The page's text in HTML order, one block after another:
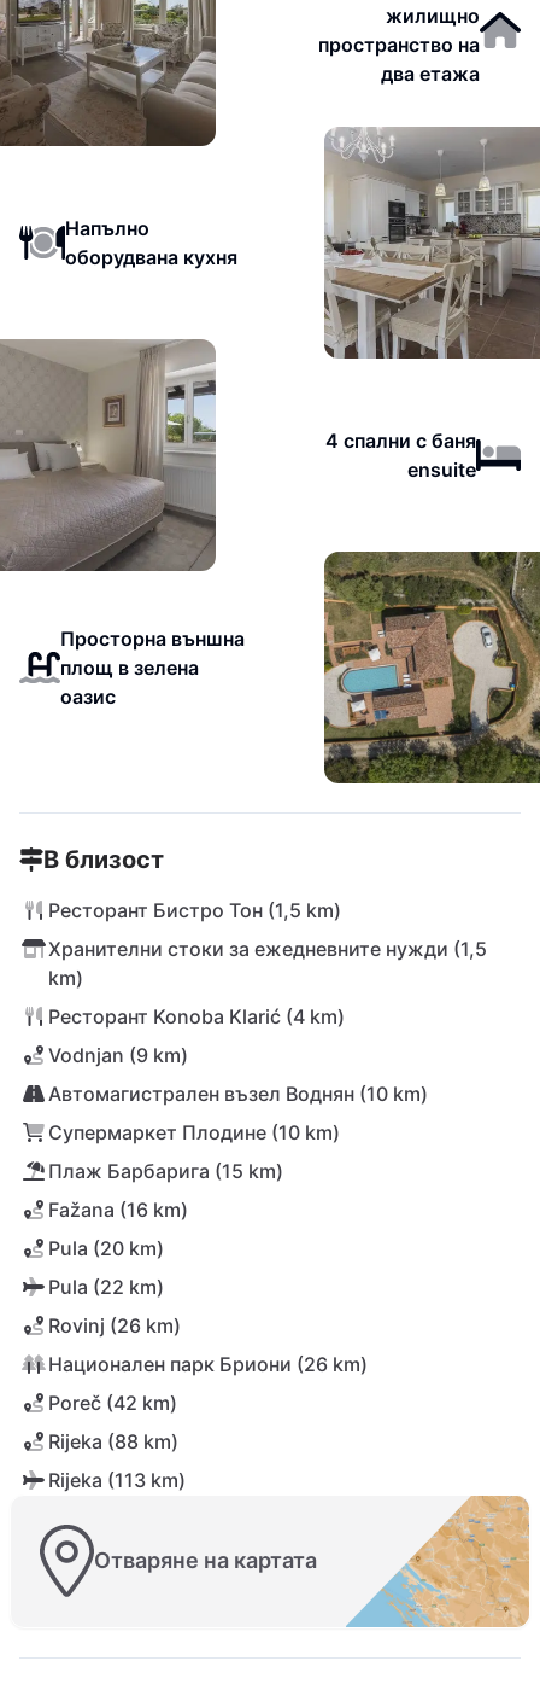
жилищно
пространство на
два етажа
Напълно
оборудвана кухня
4 спални с баня
ensuite
Просторна външна
площ в зелена
оазис
В близост
Ресторант Бистро Тон (1,5 km)
Хранителни стоки за ежедневните нужди (1,5
km)
Ресторант Konoba Klarić (4 km)
Vodnjan (9 km)
Автомагистрален възел Воднян (10 km)
Супермаркет Плодине (10 km)
Плаж Барбарига (15 km)
Fažana (16 km)
Pula (20 km)
Pula (22 km)
Rovinj (26 km)
Национален парк Бриони (26 km)
Poreč (42 km)
Rijeka (88 km)
Rijeka (113 km)
Отваряне на картата